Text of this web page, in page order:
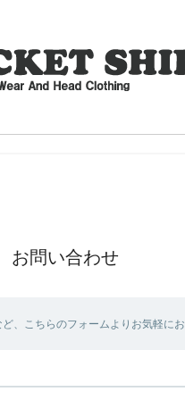
お問い合わせ
、こちらのフォームよりお気軽にお